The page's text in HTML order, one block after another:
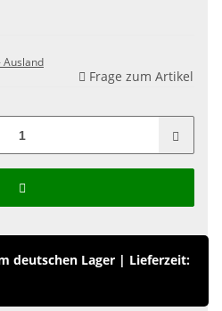
Ausland
Frage zum Artikel
deutschen Lager | Lieferzeit: